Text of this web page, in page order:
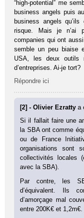
“high-potential” me
business angels puis
business angels
risque. Mais je n’ai
companies qui ont
semble un peu biaise
USA, les deux outils
d’entreprises. Ai-je tort?
Répondre ici
[2] - Olivier Ezrattya
Si il fallait faire une
la SBA ont comme
ou de France
organisations sont
collectivités locales
avec la SBA).
Par contre, les
d’équivalent. Ils
d’amorçage mal
entre 200K€ et 1,2m€.